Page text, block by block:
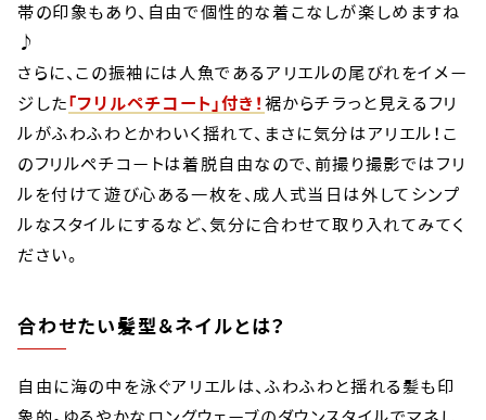
帯の印象もあり、自由で個性的な着こなしが楽しめますね
♪
さらに、この振袖には人魚であるアリエルの尾びれをイメー
ジした「フリルペチコート」付き！ 裾からチラっと見えるフリ
ルがふわふわとかわいく揺れて、まさに気分はアリエル！こ
のフリルペチコートは着脱自由なので、前撮り撮影ではフリ
ルを付けて遊び心ある一枚を、成人式当日は外してシンプ
ルなスタイルにするなど、気分に合わせて取り入れてみてく
ださい。
合わせたい髪型＆ネイルとは？
自由に海の中を泳ぐアリエルは、ふわふわと揺れる髪も印